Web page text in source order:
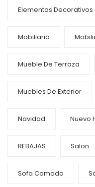
Elementos Decorativos
Mobiliario
Mueble De Terraza
Muebles De Exterior
Navidad Nuevo
REBAJAS Salon
Sofa Comodo